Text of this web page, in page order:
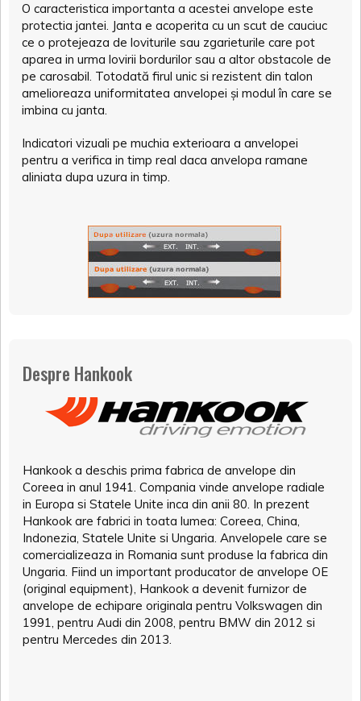
O caracteristica importanta a acestei anvelope este
protectia jantei. Janta e acoperita cu un scut de cauciuc
ce o protejeaza de loviturile sau zgarieturile care pot
aparea in urma lovirii bordurilor sau a altor obstacole de
pe carosabil. Totodată firul unic si rezistent din talon
amelioreaza uniformitatea anvelopei și modul în care se
imbina cu janta.
Indicatori vizuali pe muchia exterioara a anvelopei
pentru a verifica in timp real daca anvelopa ramane
aliniata dupa uzura in timp.
Despre Hankook
Hankook a deschis prima fabrica de anvelope din
Coreea in anul 1941. Compania vinde anvelope radiale
in Europa si Statele Unite inca din anii 80. In prezent
Hankook are fabrici in toata lumea: Coreea, China,
Indonezia, Statele Unite si Ungaria. Anvelopele care se
comercializeaza in Romania sunt produse la fabrica din
Ungaria. Fiind un important producator de anvelope OE
(original equipment), Hankook a devenit furnizor de
anvelope de echipare originala pentru Volkswagen din
1991, pentru Audi din 2008, pentru BMW din 2012 si
pentru Mercedes din 2013.